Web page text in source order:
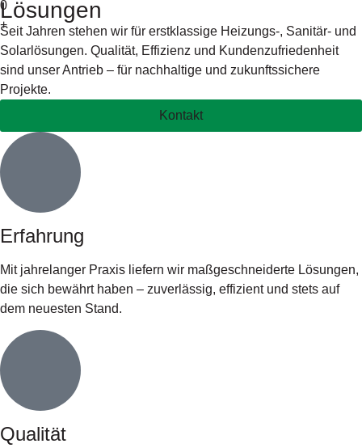
0
+
Lösungen
Seit Jahren stehen wir für erstklassige Heizungs-, Sanitär- und
Solarlösungen. Qualität, Effizienz und Kundenzufriedenheit
sind unser Antrieb – für nachhaltige und zukunftssichere
Projekte.
Kontakt
Erfahrung
Mit jahrelanger Praxis liefern wir maßgeschneiderte Lösungen,
die sich bewährt haben – zuverlässig, effizient und stets auf
dem neuesten Stand.
Qualität